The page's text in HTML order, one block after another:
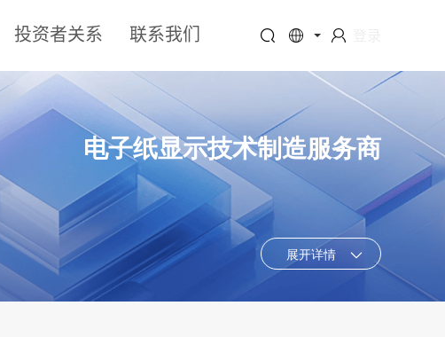
投资者关系 联系我们
电子纸显示技术制造服务商
展开详情